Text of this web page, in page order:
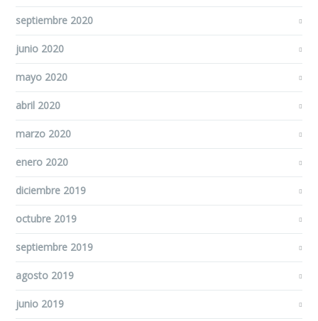
septiembre 2020
junio 2020
mayo 2020
abril 2020
marzo 2020
enero 2020
diciembre 2019
octubre 2019
septiembre 2019
agosto 2019
junio 2019